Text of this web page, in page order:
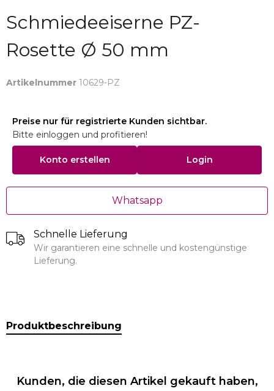
Schmiedeeiserne PZ-
Rosette Ø 50 mm
Artikelnummer 10629-PZ
Preise nur für registrierte Kunden sichtbar.
Bitte einloggen und profitieren!
Konto erstellen Login
Whatsapp
Schnelle Lieferung
Wir garantieren eine schnelle und kostengünstige
Lieferung.
Produktbeschreibung
Kunden, die diesen Artikel gekauft haben,